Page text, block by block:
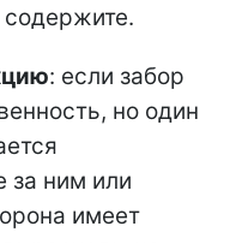
содержите.
: если забор
но один
за ним или
имеет